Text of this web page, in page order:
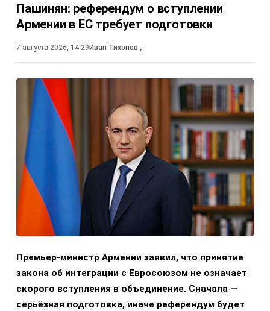
Пашинян: референдум о вступлении
Армении в ЕС требует подготовки
7 августа 2026, 14:29Иван Тихонов ,
Премьер-министр Армении заявил, что принятие
закона об интеграции с Евросоюзом не означает
скорого вступления в объединение. Сначала —
серьёзная подготовка, иначе референдум будет